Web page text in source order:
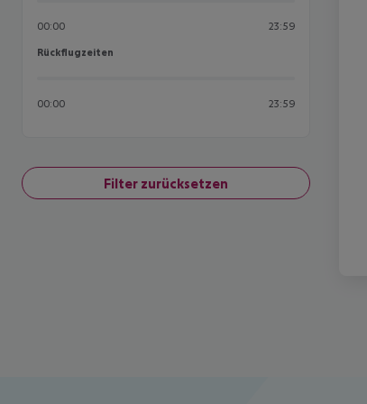
00:00 23:59
Rückflugzeiten
Rückflugzeiten
00:00 23:59
Filter zurücksetzen